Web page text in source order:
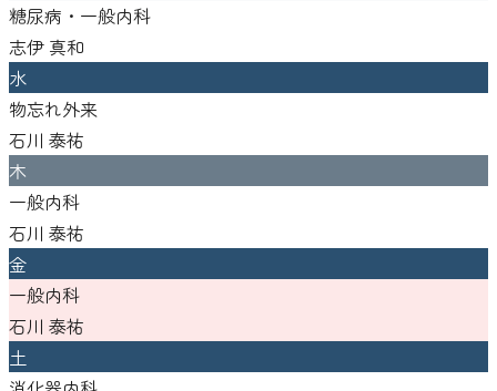
糖尿病・一般内科
志伊 真和
水
物忘れ外来
石川 泰祐
木
一般内科
石川 泰祐
金
一般内科
石川 泰祐
土